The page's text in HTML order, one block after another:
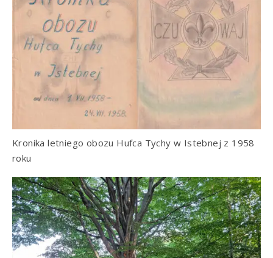
Kronika letniego obozu Hufca Tychy w Istebnej z 1958
roku